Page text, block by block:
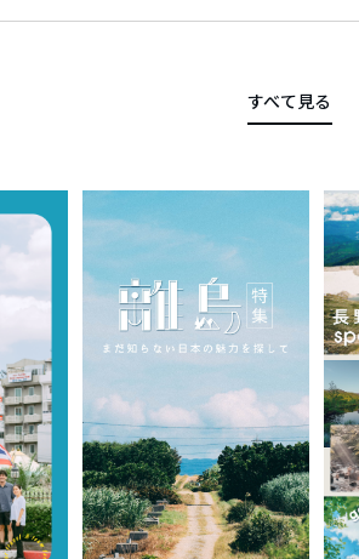
すべて見る